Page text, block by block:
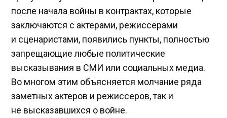
после начала войны в контрактах, которые
заключаются с актерами, режиссерами
и сценаристами, появились пункты, полностью
запрещающие любые политические
высказывания в СМИ или социальных медиа.
Во многом этим объясняется молчание ряда
заметных актеров и режиссеров, так и
не высказавшихся о войне.